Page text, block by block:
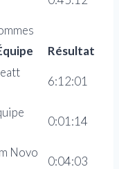
Résultat
6:12:01
0:01:14
Novo
0:04:03